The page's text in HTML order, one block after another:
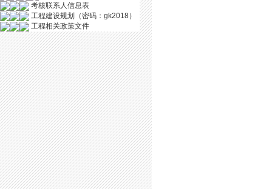
考核联系人信息表
工程建设规划（密码：gk2018）
工程相关政策文件